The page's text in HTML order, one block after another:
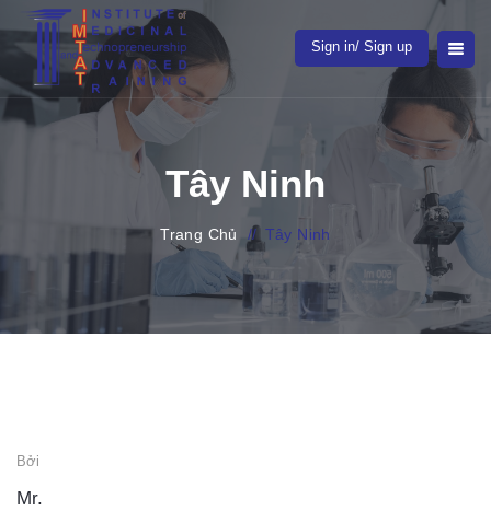
Sign in/ Sign up
Tây Ninh
Trang Chủ // Tây Ninh
Bởi
Mr.